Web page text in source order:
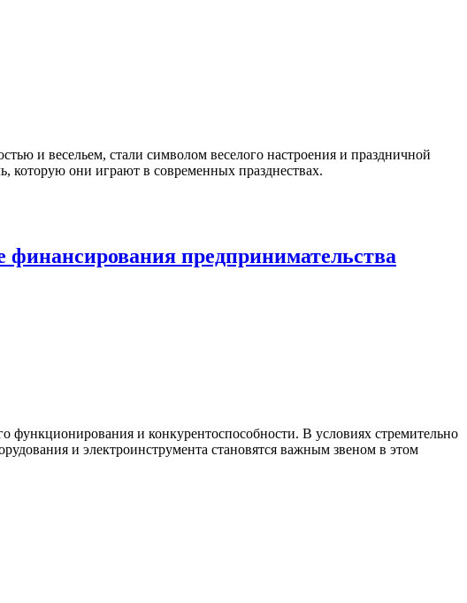
и весельем, стали символом веселого настроения и праздничной
которую они играют в современных празднествах.
предпринимательства
функционирования и конкурентоспособности. В условиях стремительно
и электроинструмента становятся важным звеном в этом